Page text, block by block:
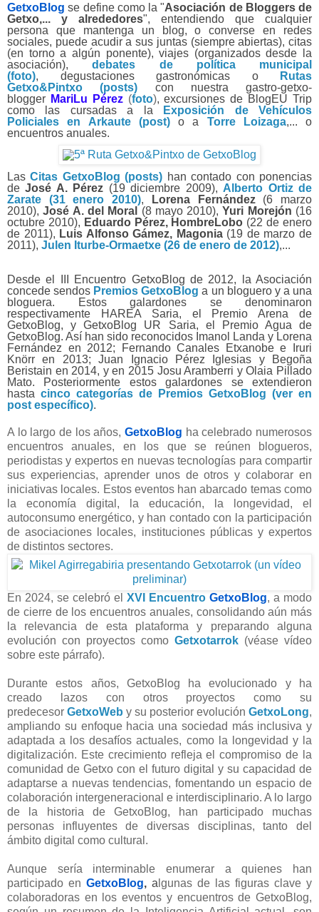
GetxoBlog se define como la "Asociación de Bloggers de
Getxo,... y alrededores", entendiendo que cualquier
persona que mantenga un blog, o converse en redes
sociales, puede acudir a sus juntas (siempre abiertas), citas
(en torno a algún ponente),viajes (organizados desde la
asociación),debates de política municipal
(foto), degustaciones gastronómicas o
Rutas
Getxo&Pintxo (posts)
con nuestra gastro-getxo-
blogger MariLu Pérez(foto), excursiones de BlogEU Trip
como las cursadas a la
Exposición de Vehículos
Policiales en Arkaute (post)o a Torre Loizaga,... o
encuentros anuales.
LasCitas GetxoBlog (posts) han contado con ponencias
deJosé A. Pérez (19 diciembre 2009), Alberto Ortiz de
Zarate (31 enero 2010), Lorena Fernández(6 marzo
2010),José A. del Moral (8 mayo 2010),Yuri Morejón (16
octubre 2010), Eduardo Pérez, HombreLobo (22 de enero
de 2011), Luis Alfonso Gámez, Magonia(19 de marzo de
2011), Julen Iturbe-Ormaetxe (26 de enero de 2012),...
Desde el III Encuentro GetxoBlog de 2012, la Asociación
concede sendos Premios GetxoBlog a un bloguero y a una
bloguera. Estos galardones se denominaron
respectivamente HAREA Saria, el Premio Arena de
GetxoBlog, y GetxoBlog UR Saria, el Premio Agua de
GetxoBlog. Así han sido reconocidos Imanol Landa y Lorena
Fernández en 2012; Fernando Canales Etxanobe e Iruri
Knörr en 2013; Juan Ignacio Pérez Iglesias y Begoña
Beristain en 2014, y en 2015 Josu Aramberri y Olaia Pillado
Mato. Posteriormente estos galardones se extendieron
hasta cinco categorías de Premios GetxoBlog (ver en
post específico).
A lo largo de los años, GetxoBlog ha celebrado numerosos
encuentros anuales, en los que se reúnen blogueros,
periodistas y expertos en nuevas tecnologías para compartir
sus experiencias, aprender unos de otros y colaborar en
iniciativas locales. Estos eventos han abarcado temas como
la economía digital, la educación, la longevidad, el
autoconsumo energético, y han contado con la participación
de asociaciones locales, instituciones públicas y expertos
de distintos sectores.
En 2024, se celebró el XVI Encuentro GetxoBlog, a modo
de cierre de los encuentros anuales, consolidando aún más
la relevancia de esta plataforma y preparando alguna
evolución con proyectos como Getxotarrok (véase vídeo
sobre este párrafo).
Durante estos años, GetxoBlog ha evolucionado y ha
creado lazos con otros proyectos como su
predecesor GetxoWeb y su posterior evolución GetxoLong,
ampliando su enfoque hacia una sociedad más inclusiva y
adaptada a los desafíos actuales, como la longevidad y la
digitalización. Este crecimiento refleja el compromiso de la
comunidad de Getxo con el futuro digital y su capacidad de
adaptarse a nuevas tendencias, fomentando un espacio de
colaboración intergeneracional e interdisciplinario. A lo largo
de la historia de GetxoBlog, han participado muchas
personas influyentes de diversas disciplinas, tanto del
ámbito digital como cultural.
Aunque sería interminable enumerar a quienes han
participado en GetxoBlog, a lgunas de las figuras clave y
colaboradoras en los eventos y encuentros de GetxoBlog,